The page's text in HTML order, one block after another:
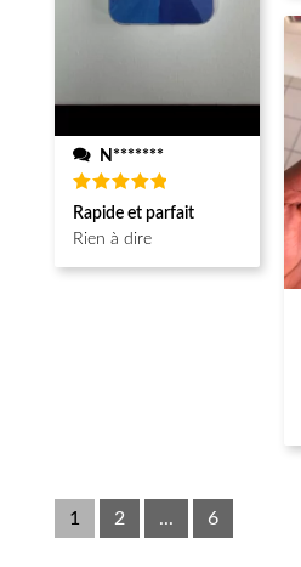
N*******
Note5
sur 5
Rapide et parfait
Rien à dire
1 2 ... 6